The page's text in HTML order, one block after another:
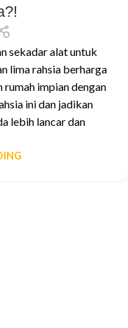
sekadar alat untuk
lima rahsia berharga
rumah impian dengan
ini dan jadikan
lebih lancar dan